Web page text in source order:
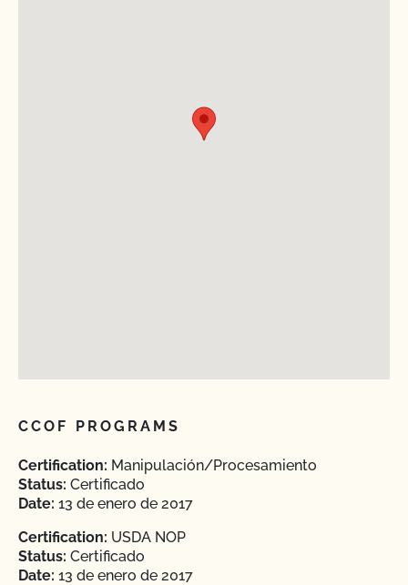
CCOF PROGRAMS
Certification: Manipulación/Procesamiento
Status: Certificado
Date: 13 de enero de 2017
Certification: USDA NOP
Status: Certificado
Date: 13 de enero de 2017